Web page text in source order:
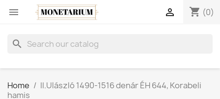
 shopping_cart (0)

search
Home
II.Ulászló 1490-1516 denár ÉH 644, Korabeli
hamis